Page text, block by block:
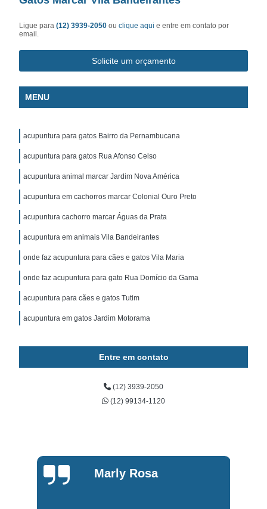
Ligue para(12) 3939-2050ouclique aqui e entre em contato por
email.
Solicite um orçamento
MENU
acupuntura para gatos Bairro da Pernambucana
acupuntura para gatos Rua Afonso Celso
acupuntura animal marcar Jardim Nova América
acupuntura em cachorros marcar Colonial Ouro Preto
acupuntura cachorro marcar Águas da Prata
acupuntura em animais Vila Bandeirantes
onde faz acupuntura para cães e gatos Vila Maria
onde faz acupuntura para gato Rua Domício da Gama
acupuntura para cães e gatos Tutim
acupuntura em gatos Jardim Motorama
Entre em contato
(12) 3939-2050
(12) 99134-1120
Marly Rosa